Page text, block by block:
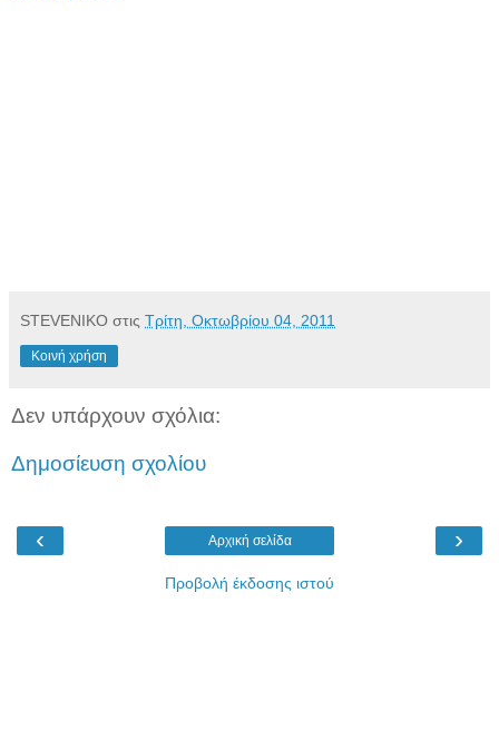
STEVENIKO στις Τρίτη, Οκτωβρίου 04, 2011
Κοινή χρήση
Δεν υπάρχουν σχόλια:
Δημοσίευση σχολίου
‹ ›
Αρχική σελίδα
Προβολή έκδοσης ιστού